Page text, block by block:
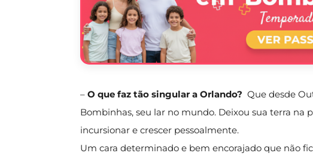
–O que faz tão singular a Orlando? Que desde
Bombinhas, seu lar no mundo. Deixou sua terra na
incursionar e crescer pessoalmente.
Um cara determinado e bem encorajado que não